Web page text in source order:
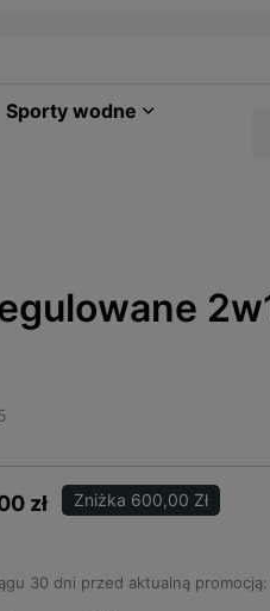
Sporty wodne
zł Zniżka 600,00 Zł
30 dni przed aktualną promocją: